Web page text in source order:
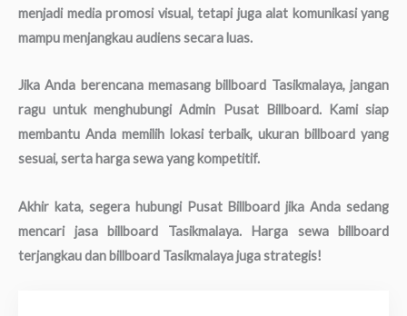
menjadi media promosi visual, tetapi juga alat komunikasi yang
mampu menjangkau audiens secara luas.
Jika Anda berencana memasang billboard Tasikmalaya, jangan
ragu untuk menghubungi Admin Pusat Billboard. Kami siap
membantu Anda memilih lokasi terbaik, ukuran billboard yang
sesuai, serta harga sewa yang kompetitif.
Akhir kata, segera hubungi Pusat Billboard jika Anda sedang
mencari jasa billboard Tasikmalaya. Harga sewa billboard
terjangkau dan billboard Tasikmalaya juga strategis!